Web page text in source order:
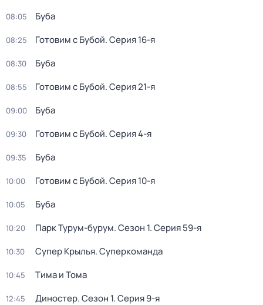
08:05 Буба
08:25 Готовим с Бубой. Серия 16-я
08:30 Буба
08:55 Готовим с Бубой. Серия 21-я
09:00 Буба
09:30 Готовим с Бубой. Серия 4-я
09:35 Буба
10:00 Готовим с Бубой. Серия 10-я
10:05 Буба
10:20 Парк Турум-бурум. Сезон 1. Серия 59-я
10:30 Супер Крылья. Суперкоманда
10:45 Тима и Тома
12:45 Диностер. Сезон 1. Серия 9-я